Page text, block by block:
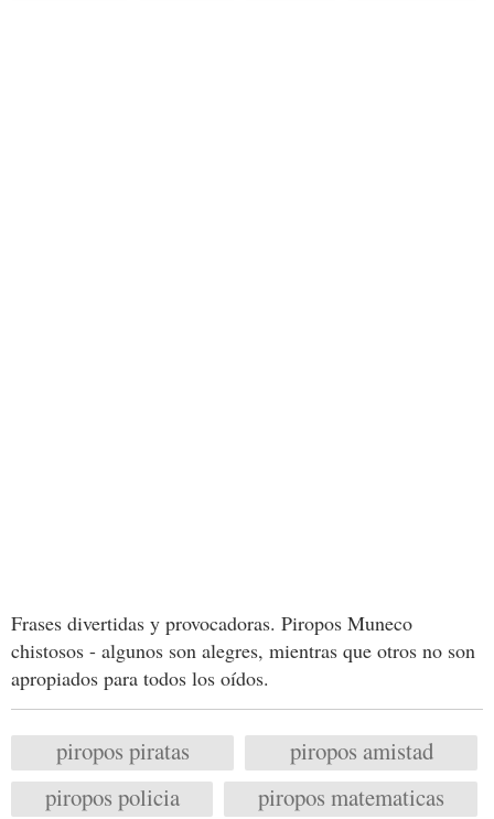
Frases divertidas y provocadoras. Piropos Muneco
chistosos - algunos son alegres, mientras que otros no son
apropiados para todos los oídos.
piropos piratas
piropos amistad
piropos policia
piropos matematicas